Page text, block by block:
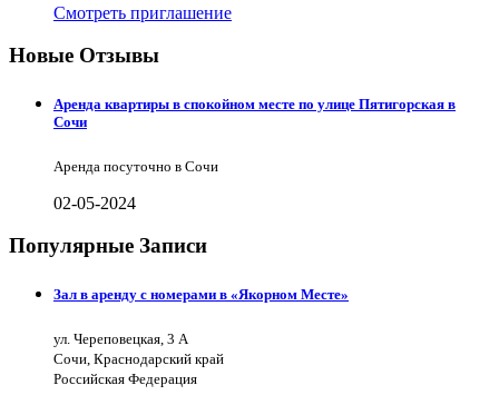
Смотреть приглашение
Новые Отзывы
Аренда квартиры в спокойном месте по улице Пятигорская в
Сочи
Аренда посуточно в Сочи
02-05-2024
Популярные Записи
Зал в аренду с номерами в «Якорном Месте»
ул. Череповецкая, 3 А
Сочи, Краснодарский край
Российская Федерация